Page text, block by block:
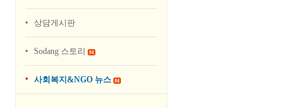
상담게시판
Sodang 스토리
사회복지&NGO 뉴스